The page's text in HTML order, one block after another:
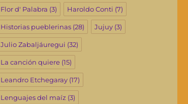
Flor d' Palabra (3) Haroldo Conti (7)
Historias pueblerinas(28) Jujuy(3)
Julio Zabaljáuregui (32)
La canción quiere(15)
Leandro Etchegaray(17)
Lenguajes del maíz (3)